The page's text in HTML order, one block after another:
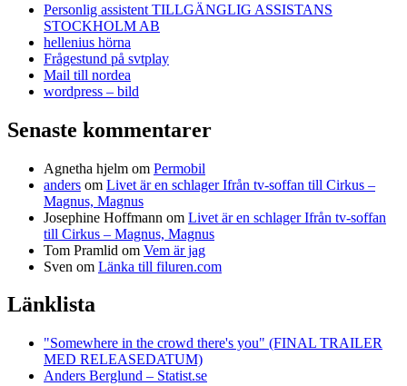
Personlig assistent TILLGÄNGLIG ASSISTANS
STOCKHOLM AB
hellenius hörna
Frågestund på svtplay
Mail till nordea
wordpress – bild
Senaste kommentarer
Agnetha hjelm om Permobil
anders om Livet är en schlager Ifrån tv-soffan till Cirkus –
Magnus, Magnus
Josephine Hoffmann om Livet är en schlager Ifrån tv-soffan
till Cirkus – Magnus, Magnus
Tom Pramlid om Vem är jag
Sven om Länka till filuren.com
Länklista
"Somewhere in the crowd there's you" (FINAL TRAILER
MED RELEASEDATUM)
Anders Berglund – Statist.se